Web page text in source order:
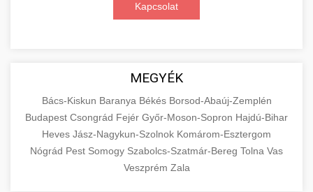
Kapcsolat
MEGYÉK
Bács-Kiskun Baranya Békés Borsod-Abaúj-Zemplén
Budapest Csongrád Fejér Győr-Moson-Sopron Hajdú-Bihar
Heves Jász-Nagykun-Szolnok Komárom-Esztergom
Nógrád Pest Somogy Szabolcs-Szatmár-Bereg Tolna Vas
Veszprém Zala